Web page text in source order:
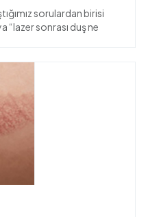
sorulardan birisi
“lazer sonrası duş ne